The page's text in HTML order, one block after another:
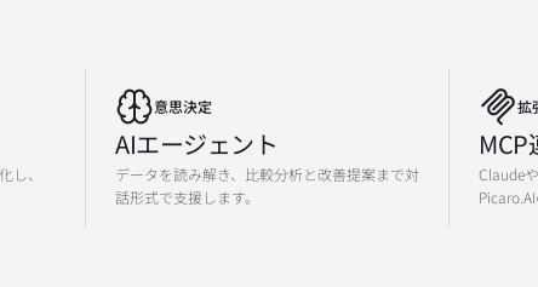
し、
意思決定
AIエージェント
データを読み解き、比較分析と改善提案まで対
話形式で支援します。
拡
MCP
Claude